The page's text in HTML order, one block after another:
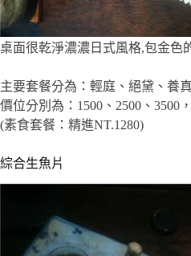
桌面很乾淨濃濃日式風格,包金色
主要套餐分為：輕庭、絕黛、養真
價位分別為：1500、2500、3500，
(素食套餐：精進NT.1280)
綜合生魚片